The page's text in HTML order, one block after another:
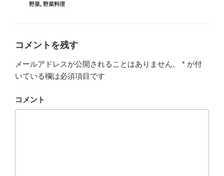
野菜, 野菜料理
コメントを残す
メールアドレスが公開されることはありません。 * が付
いている欄は必須項目です
コメント